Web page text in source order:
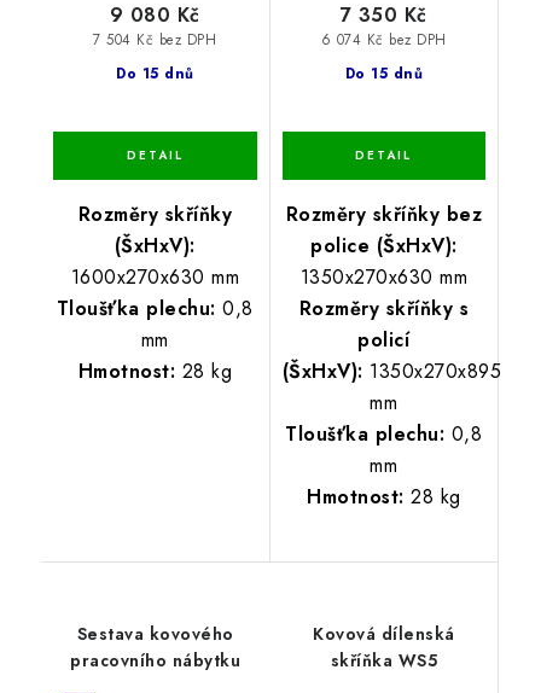
Do 15 dnů
7 504 Kč bez DPH
9 080 Kč
Rozměry skříňky
(ŠxHxV):
1600x270x630 mm
Tloušťka plechu: 0,8
mm
Hmotnost: 28 kg
Do 15 dnů
6 074 Kč bez DPH
7 350 Kč
Rozměry skříňky bez
police (ŠxHxV):
1350x270x630 mm
Rozměry skříňky s
policí
(ŠxHxV): 1350x270x895
mm
Tloušťka plechu: 0,8
mm
Hmotnost: 28 kg
Sestava kovového
pracovního nábytku
Kovová dílenská
skříňka WS5